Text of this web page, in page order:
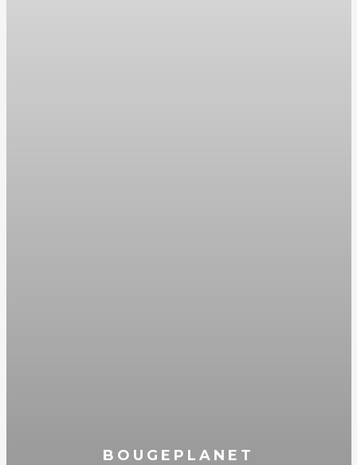
BOUGEPLANET